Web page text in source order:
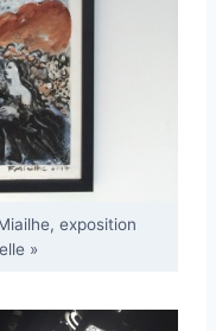
exposition
»